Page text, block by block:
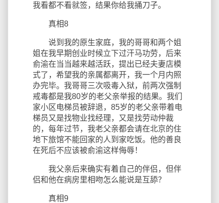
我看都不看就签，结果你给我捅刀子。
真相8
说到我的原生家庭，我的哥哥和两个姐
姐在我早期创业时候立下过汗马功劳，后来
俞渝在当当越来越活跃，提出已经夫妻店模
式了，希望我的亲属都离开，我一个月内照
办完毕。我哥哥三次吸毒入狱，前两次强制
戒毒都是我80岁的老父亲举报的结果。我们
家小区电梯员被辞退，85岁的老父亲带着电
梯员又是找物业找经理，又是找劳动仲裁
的，每年过节，我老父亲都会请在北京的住
地下旅馆不能回家的人到家吃饭。他的善良
在死后不应该被俞渝这样侮辱！
我父亲后来确实有着自己的伴侣，但伴
侣和他在病房里相吻怎么能说是互舔？
真相9